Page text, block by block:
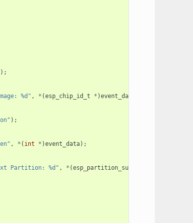
);
%d" , * (esp_chip_id_t * )event_data
);
, * ( int * )event_data);
Partition: %d" , * (esp_partition_subtype_t